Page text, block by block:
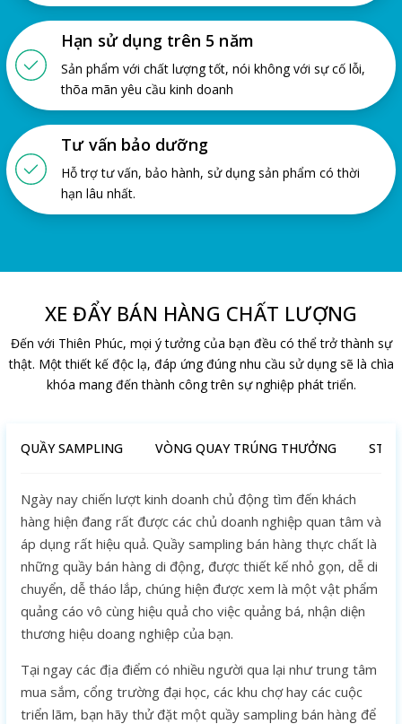
Hạn sử dụng trên 5 năm
Sản phẩm với chất lượng tốt, nói không với sự cố lỗi,
thõa mãn yêu cầu kinh doanh
Tư vấn bảo dưỡng
Hỗ trợ tư vấn, bảo hành, sử dụng sản phẩm có thời
hạn lâu nhất.
XE ĐẨY BÁN HÀNG CHẤT LƯỢNG
Đến với Thiên Phúc, mọi ý tưởng của bạn đều có thể trở thành sự
thật. Một thiết kế độc lạ, đáp ứng đúng nhu cầu sử dụng sẽ là chìa
khóa mang đến thành công trên sự nghiệp phát triển.
QUẦY SAMPLING VÒNG QUAY TRÚNG THƯỞNG
Ngày nay chiến lượt kinh doanh chủ động tìm đến khách
hàng hiện đang rất được các chủ doanh nghiệp quan tâm và
áp dụng rất hiệu quả. Quầy sampling bán hàng thực chất là
những quầy bán hàng di động, được thiết kế nhỏ gọn, dễ di
chuyển, dễ tháo lắp, chúng hiện được xem là một vật phẩm
quảng cáo vô cùng hiệu quả cho việc quảng bá, nhận diện
thương hiệu doang nghiệp của bạn.
Tại ngay các địa điểm có nhiều người qua lại như trung tâm
mua sắm, cổng trường đại học, các khu chợ hay các cuộc
triển lãm, bạn hãy thử đặt một quầy sampling bán hàng để